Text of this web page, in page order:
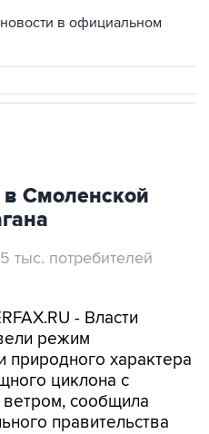
в официальном
Смоленской
тыс. потребителей
- Власти
режим
природного характера
циклона с
сообщила
правительства